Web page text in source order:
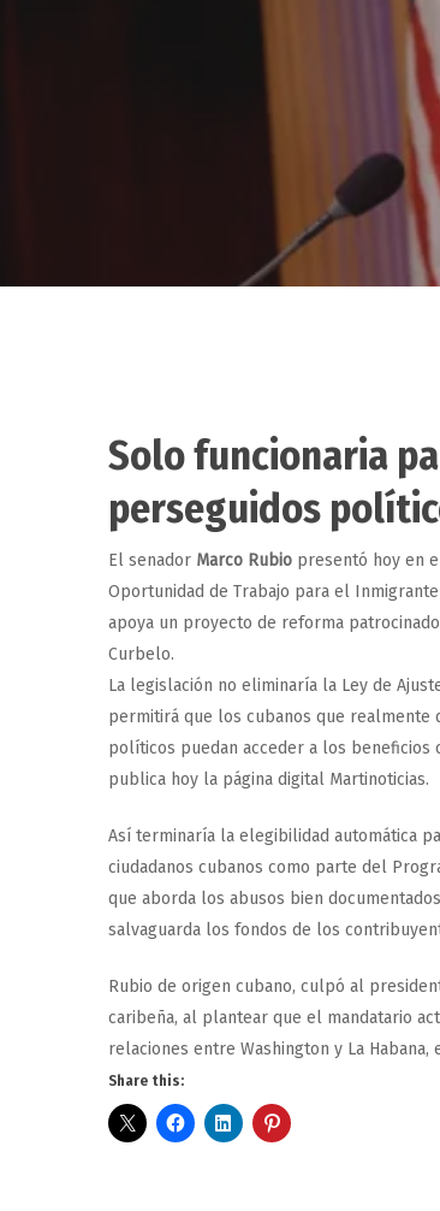
Solo funcionaria
perseguidos
El senador Marco Rubio presentó hoy en
Oportunidad de Trabajo para el
apoya un proyecto de reforma
Curbelo.
La legislación no eliminaría la Ley de
permitirá que los cubanos que realmente
políticos puedan acceder a los beneficios
publica hoy la página digital Martinoticias.
Así terminaría la elegibilidad automática
ciudadanos cubanos como parte del
que aborda los abusos bien
salvaguarda los fondos de los
Rubio de origen cubano, culpó al
caribeña, al plantear que el mandatario
relaciones entre Washington y La Habana,
Share this: